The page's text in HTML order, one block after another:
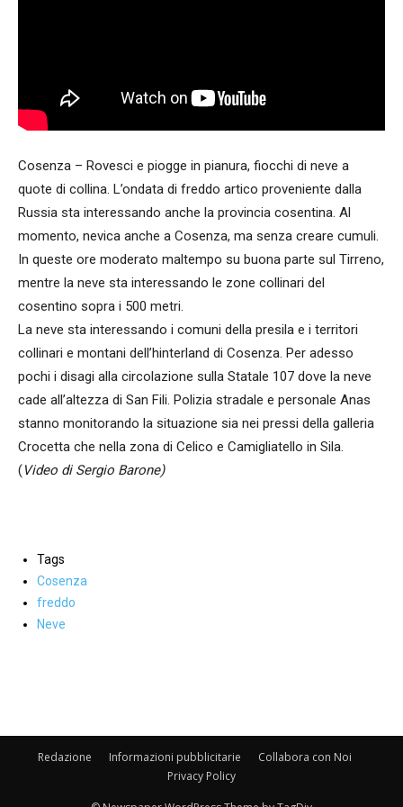
Cosenza – Rovesci e piogge in pianura, fiocchi di neve a
quote di collina. L’ondata di freddo artico proveniente dalla
Russia sta interessando anche la provincia cosentina. Al
momento, nevica anche a Cosenza, ma senza creare cumuli.
In queste ore moderato maltempo su buona parte sul Tirreno,
mentre la neve sta interessando le zone collinari del
cosentino sopra i 500 metri.
La neve sta interessando i comuni della presila e i territori
collinari e montani dell’hinterland di Cosenza. Per adesso
pochi i disagi alla circolazione sulla Statale 107 dove la neve
cade all’altezza di San Fili. Polizia stradale e personale Anas
stanno monitorando la situazione sia nei pressi della galleria
Crocetta che nella zona di Celico e Camigliatello in Sila.
(Video di Sergio Barone)
Tags
Cosenza
freddo
Neve
Redazione Informazioni pubblicitarie
Collabora con Noi
Privacy Policy